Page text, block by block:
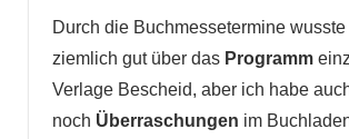
Durch die Buchmessetermine
ziemlich gut über das Programm
Verlage Bescheid, aber ich habe
noch Überraschungen im